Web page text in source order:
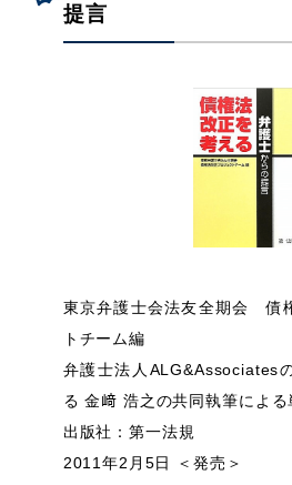
提言
東京弁護士会法友全期会 債
トチーム編
弁護士法人ALG&Associates
る 金﨑 浩之の共同執筆による
出版社：第一法規
2011年2月5日 ＜発売＞